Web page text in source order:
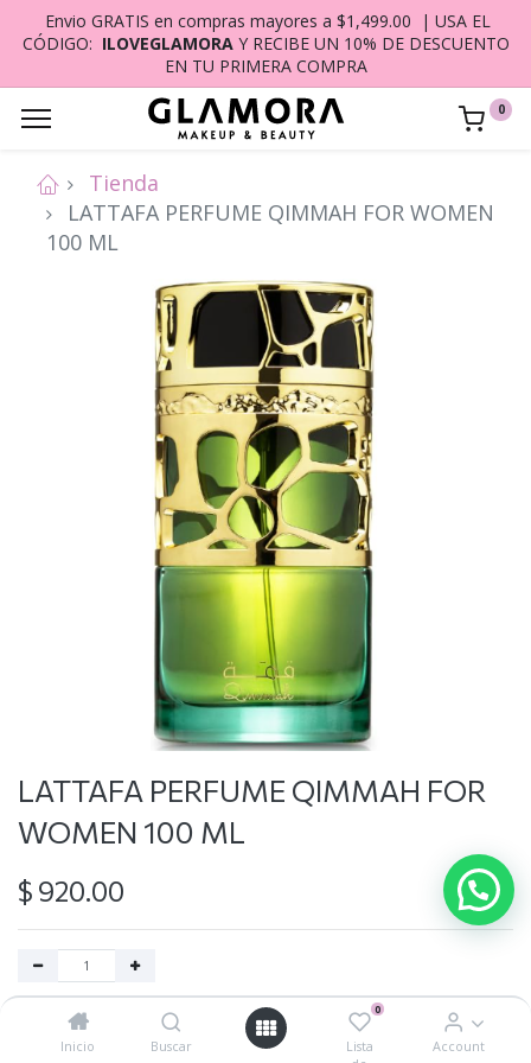
Inicio Buscar
0
Lista
Account
Envio GRATIS en compras mayores a $1,499.00 | USA EL
CÓDIGO: ILOVEGLAMORA Y RECIBE UN 10% DE DESCUENTO
EN TU PRIMERA COMPRA
0
Tienda
LATTAFA PERFUME QIMMAH FOR WOMEN
100 ML
LATTAFA PERFUME QIMMAH FOR
WOMEN 100 ML
$ 920.00
Agregar al carrito